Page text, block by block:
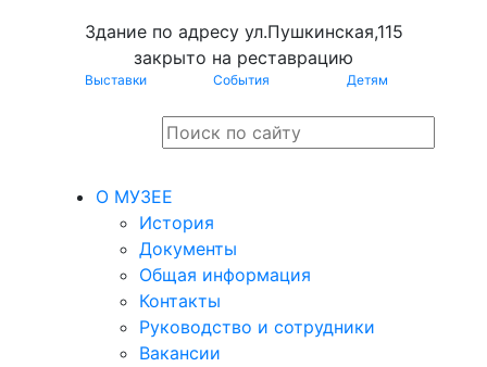
Здание по адресу ул.Пушкинская,115
закрыто на реставрацию
Выставки События Детям
О МУЗЕЕ
История
Документы
Общая информация
Контакты
Руководство и сотрудники
Вакансии